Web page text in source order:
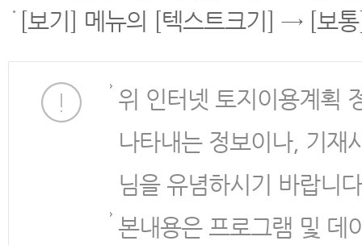
[보기] 메뉴의 [텍스트크기] → [보
위 인터넷 토지이용계획
나타내는 정보이나, 기재
님을 유념하시기 바랍니
본내용은 프로그램 및 데